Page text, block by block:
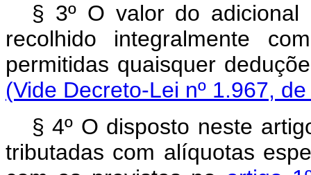
§ 3º O valor do adicional
recolhido integralmente
permitidas quaisquer
(Vide Decreto-Lei nº 1.967,
§ 4º O disposto neste
tributadas com alíquotas